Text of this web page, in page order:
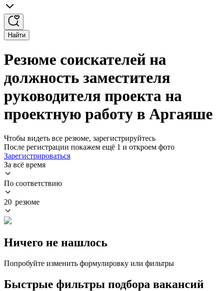
Найти
Резюме соискателей на
должность заместителя
руководителя проекта на
проектную работу в Аргаяше
Чтобы видеть все резюме, зарегистрируйтесь
После регистрации покажем ещё 1 и откроем фото
Зарегистрироваться
За всё время
По соответствию
20 резюме
Ничего не нашлось
Попробуйте изменить формулировку или фильтры
Быстрые фильтры подбора вакансий